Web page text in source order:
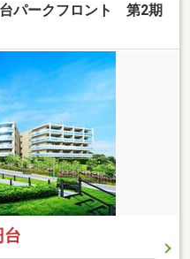
パークフロント 第2期